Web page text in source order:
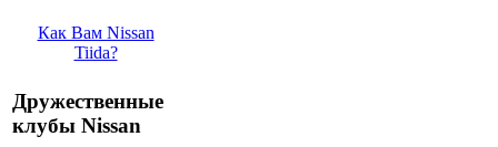
Как Вам Nissan
Tiida?
Дружественные
клубы Nissan